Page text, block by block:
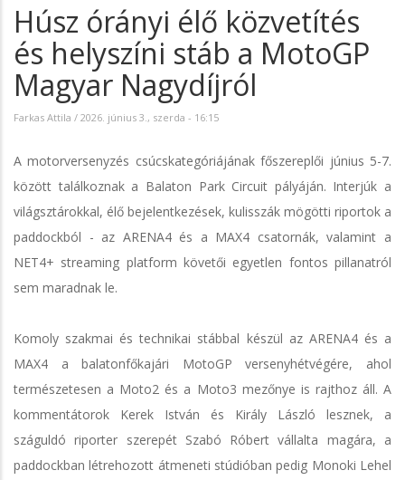
Húsz órányi élő közvetítés
és helyszíni stáb a MotoGP
Magyar Nagydíjról
Farkas Attila / 2026. június 3., szerda - 16:15
A motorversenyzés csúcskategóriájának főszereplői június 5-7.
között találkoznak a Balaton Park Circuit pályáján. Interjúk a
világsztárokkal, élő bejelentkezések, kulisszák mögötti riportok a
paddockból - az ARENA4 és a MAX4 csatornák, valamint a
NET4+ streaming platform követői egyetlen fontos pillanatról
sem maradnak le.
Komoly szakmai és technikai stábbal készül az ARENA4 és a
MAX4 a balatonfőkajári MotoGP versenyhétvégére, ahol
természetesen a Moto2 és a Moto3 mezőnye is rajthoz áll. A
kommentátorok Kerek István és Király László lesznek, a
száguldó riporter szerepét Szabó Róbert vállalta magára, a
paddockban létrehozott átmeneti stúdióban pedig Monoki Lehel